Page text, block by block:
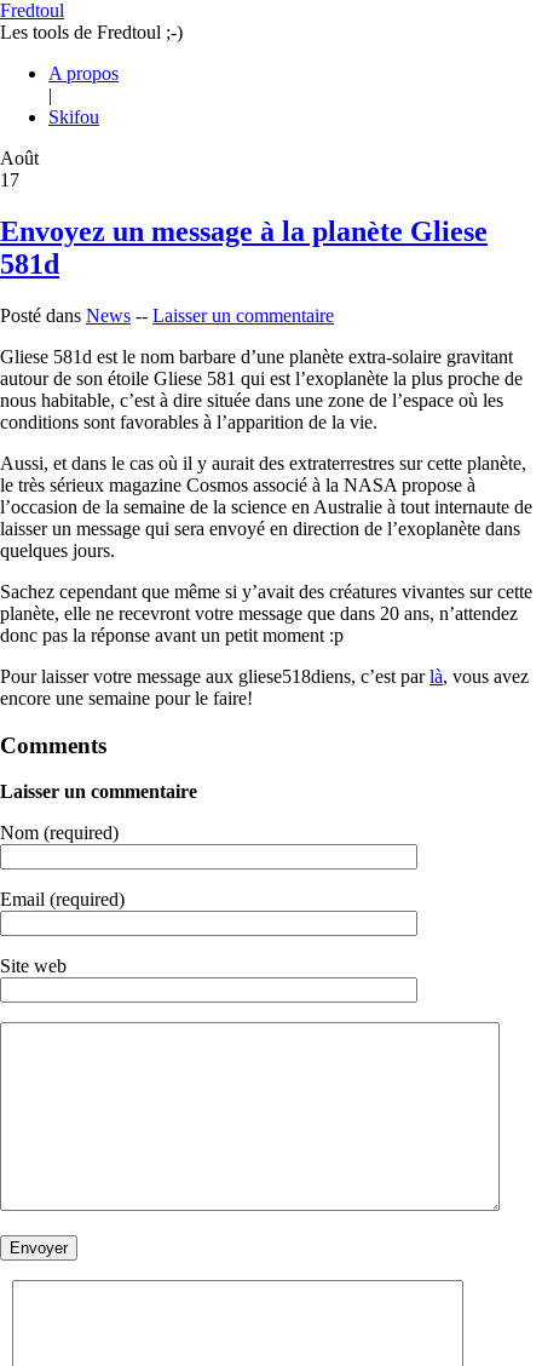
Fredtoul
Les tools de Fredtoul ;-)
A propos
|
Skifou
Août
17
Envoyez un message à la planète Gliese
581d
Posté dans News -- Laisser un commentaire
Gliese 581d est le nom barbare d’une planète extra-solaire gravitant
autour de son étoile Gliese 581 qui est l’exoplanète la plus proche de
nous habitable, c’est à dire située dans une zone de l’espace où les
conditions sont favorables à l’apparition de la vie.
Aussi, et dans le cas où il y aurait des extraterrestres sur cette planète,
le très sérieux magazine Cosmos associé à la NASA propose à
l’occasion de la semaine de la science en Australie à tout internaute de
laisser un message qui sera envoyé en direction de l’exoplanète dans
quelques jours.
Sachez cependant que même si y’avait des créatures vivantes sur cette
planète, elle ne recevront votre message que dans 20 ans, n’attendez
donc pas la réponse avant un petit moment :p
Pour laisser votre message aux gliese518diens, c’est parlà, vous avez
encore une semaine pour le faire!
Comments
Laisser un commentaire
Nom (required)
Email (required)
Site web